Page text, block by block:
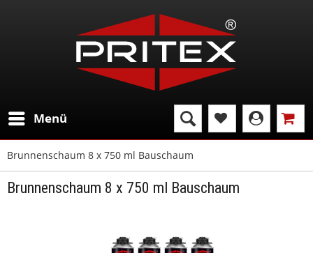
Menü
Brunnenschaum 8 x 750 ml Bauschaum
Brunnenschaum 8 x 750 ml Bauschaum